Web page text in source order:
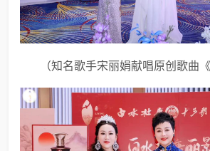
（知名歌手宋丽娟献唱原创歌曲